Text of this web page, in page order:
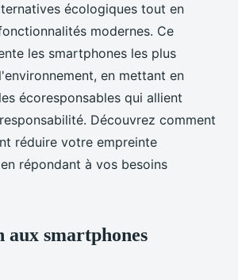
écologiques tout en
modernes. Ce
les smartphones les plus
en mettant en
écoresponsables qui allient
Découvrez comment
réduire votre empreinte
répondant à vos besoins
smartphones